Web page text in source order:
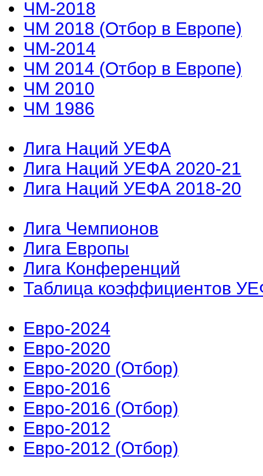
ЧМ-2018
ЧМ 2018 (Отбор в Европе)
ЧМ-2014
ЧМ 2014 (Отбор в Европе)
ЧМ 2010
ЧМ 1986
Лига Наций УЕФА
Лига Наций УЕФА 2020-21
Лига Наций УЕФА 2018-20
Лига Чемпионов
Лига Европы
Лига Конференций
Таблица коэффициентов
Евро-2024
Евро-2020
Евро-2020 (Отбор)
Евро-2016
Евро-2016 (Отбор)
Евро-2012
Евро-2012 (Отбор)